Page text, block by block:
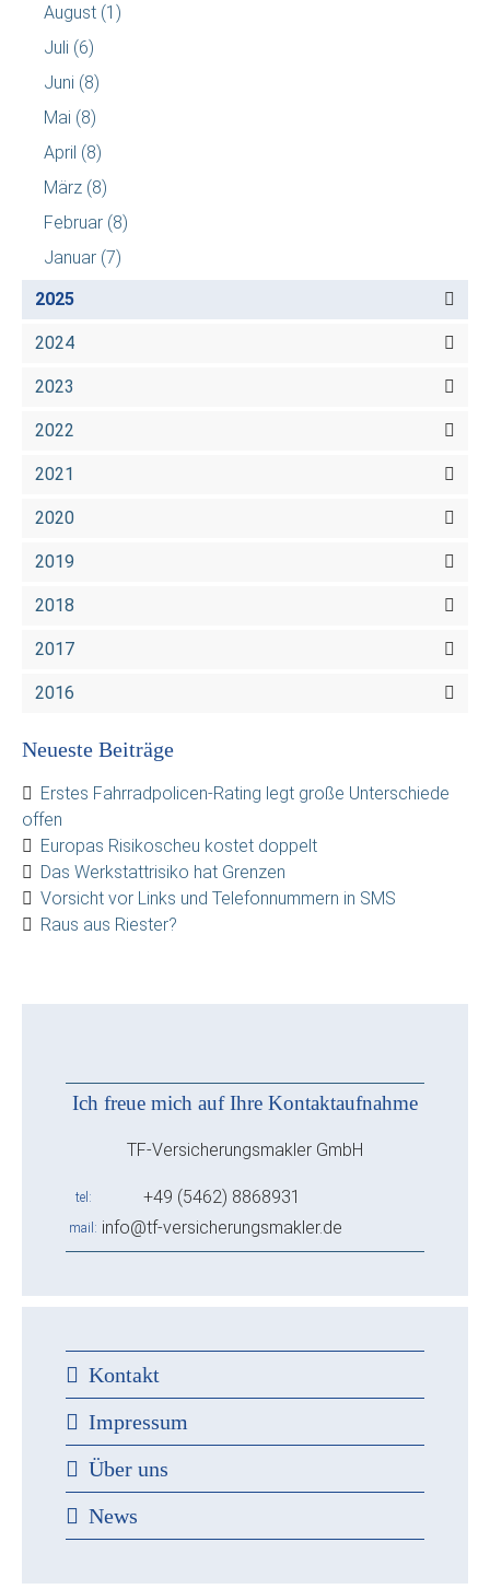
August (1)
Juli (6)
Juni (8)
Mai (8)
April (8)
März (8)
Februar (8)
Januar (7)
2025
2024
2023
2022
2021
2020
2019
2018
2017
2016
Neueste Beiträge
Erstes Fahrradpolicen-Rating legt große Unterschiede
offen
Europas Risikoscheu kostet doppelt
Das Werkstattrisiko hat Grenzen
Vorsicht vor Links und Telefonnummern in SMS
Raus aus Riester?
Ich freue mich auf Ihre Kontaktaufnahme
TF-Versicherungsmakler GmbH
tel +49 (5462) 8868931
mail info@tf-versicherungsmakler.de
Kontakt
Impressum
Über uns
News